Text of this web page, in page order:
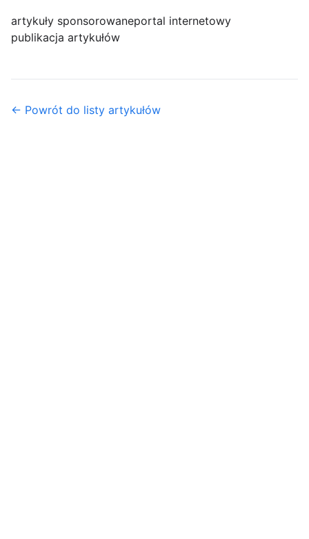
artykuły sponsorowaneportal internetowy
publikacja artykułów
← Powrót do listy artykułów